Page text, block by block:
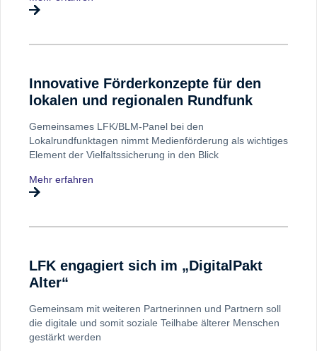
Innovative Förderkonzepte für den
lokalen und regionalen Rundfunk
Gemeinsames LFK/BLM-Panel bei den
Lokalrundfunktagen nimmt Medienförderung als wichtiges
Element der Vielfaltssicherung in den Blick
Mehr erfahren
LFK engagiert sich im „DigitalPakt
Alter“
Gemeinsam mit weiteren Partnerinnen und Partnern soll
die digitale und somit soziale Teilhabe älterer Menschen
gestärkt werden